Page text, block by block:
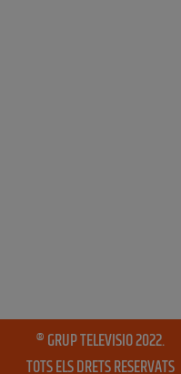
® GRUP TELEVISIO 2022.
TOTS ELS DRETS RESERVATS